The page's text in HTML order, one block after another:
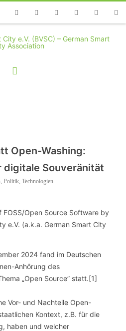
FacebookTwitterYoutubeInstagramLinkedin
Open-Washing:
digitale Souveränität
, Politik, Technologien
2024 fand im Deutschen
Anhörung des
„Open Source“ statt.[1]
Vor- und Nachteile Open-
Kontext, z.B. für die
haben und welcher